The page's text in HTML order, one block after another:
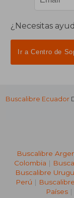
¿Necesitas
Ir a Centro de
Buscalibre Ecuador
Buscalibre
Colombia |
Buscalibre
Perú |
Países |